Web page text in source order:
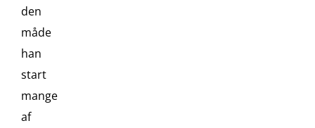
den
måde
han
start
mange
af